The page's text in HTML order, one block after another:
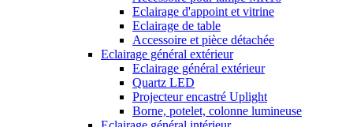
Eclairage d'appoint et vitrine
Eclairage de table
Accessoire et pièce détachée
Eclairage général extérieur
Eclairage général extérieur
Quartz LED
Projecteur encastré Uplight
Borne, potelet, colonne lumineuse